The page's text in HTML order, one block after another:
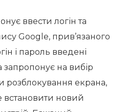
ввести логін та
Google, прив’язаного
і пароль введені
запропонує на вибір
розблокування екрана,
встановити новий